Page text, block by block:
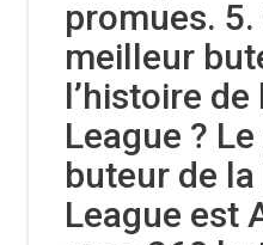
promues.
meilleur
l’histoire
League ?
buteur de
League est